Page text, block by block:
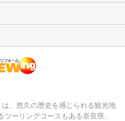
ラム（全9回） (10)
立ち情報（全10回） (11)
、悠久の歴史を感じられる観光地
ーリングコースもある奈良県、